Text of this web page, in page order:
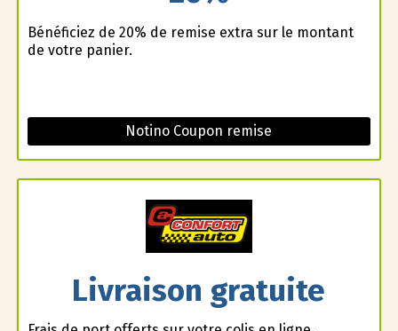
Bénéficiez de 20% de remise extra sur le montant
de votre panier.
Notino Coupon remise
Livraison gratuite